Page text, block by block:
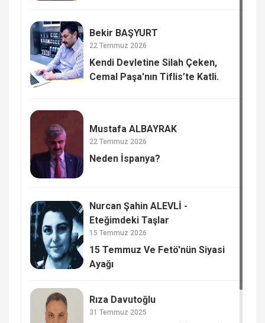
Bekir BAŞYURT
22 Temmuz 2026
Kendi Devletine Silah Çeken,
Cemal Paşa'nın Tiflis’te Katli.
Mustafa ALBAYRAK
22 Temmuz 2026
Neden İspanya?
Nurcan Şahin ALEVLİ -
Eteğimdeki Taşlar
15 Temmuz 2026
15 Temmuz Ve Fetö'nün Siyasi
Ayağı
Rıza Davutoğlu
31 Temmuz 2025